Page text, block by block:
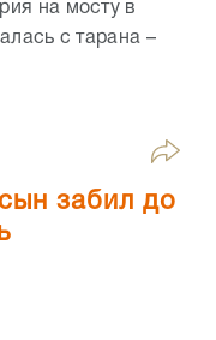
на мосту в
с тарана –
забил до